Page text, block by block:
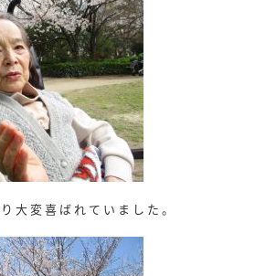
大変喜ばれていました。